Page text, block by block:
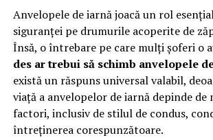
Anvelopele de iarnă joacă un rol
siguranței pe drumurile acoperite de
Însă, o întrebare pe care mulți șoferi o
des ar trebui să schimb anvelopele
există un răspuns universal valabil,
viață a anvelopelor de iarnă depinde de
factori, inclusiv de stilul de condus,
întreținerea corespunzătoare.